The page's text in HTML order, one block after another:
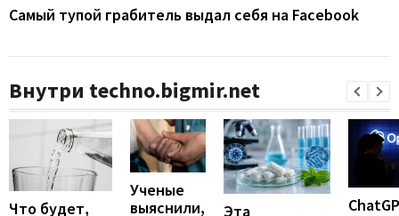
Самый тупой грабитель выдал себя на Facebook
Внутри techno.bigmir.net
Что будет,
Ученые
выяснили,
Эта